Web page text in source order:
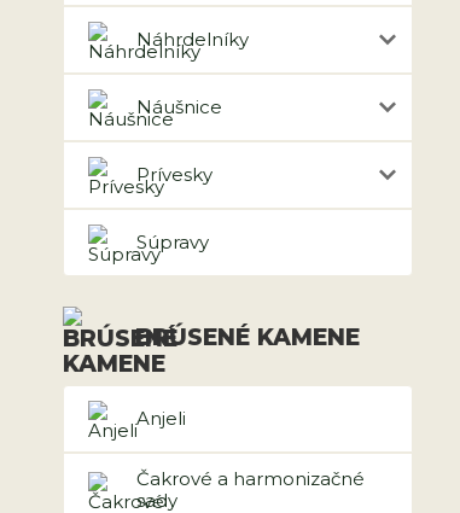
Náhrdelníky
Náušnice
Prívesky
Súpravy
BRÚSENÉ KAMENE
Anjeli
Čakrové a harmonizačné
sady